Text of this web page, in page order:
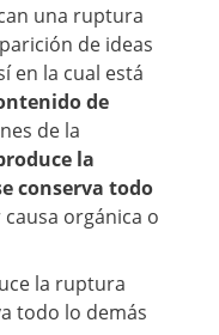
una ruptura
de ideas
en la cual está
de
de la
la
conserva todo
orgánica o
la ruptura
todo lo demás